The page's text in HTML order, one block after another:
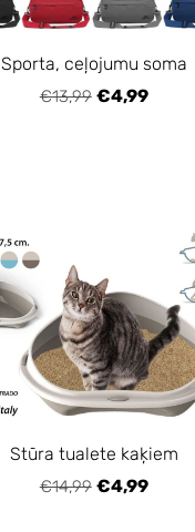
Sporta, ceļojumu soma
€13,99 €4,99
Stūra tualete kaķiem
€14,99 €4,99